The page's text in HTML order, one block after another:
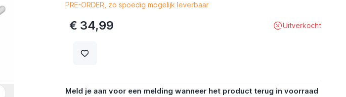
PRE-ORDER, zo spoedig mogelijk leverbaar
€ 34,99 Uitverkocht
Meld je aan voor een melding wanneer het product terug in voorraad